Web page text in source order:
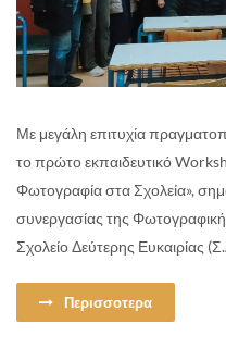
Με μεγάλη επιτυχία
το πρώτο εκπαιδευτικό
Φωτογραφία στα Σχολεία»,
συνεργασίας της
Σχολείο Δεύτερης Ευκαιρίας
Περισσοτερα